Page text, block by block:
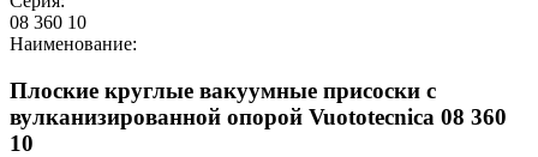
08 360 10
Наименование:
Плоские круглые вакуумные присоски с
вулканизированной опорой Vuototecnica 08 360
10